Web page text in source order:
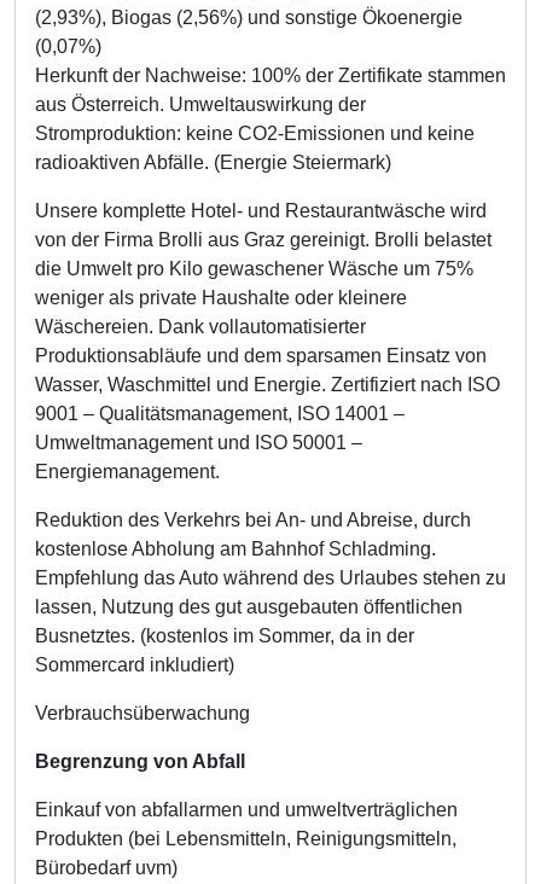
(2,93%), Biogas (2,56%) und sonstige Ökoenergie
(0,07%)
Herkunft der Nachweise: 100% der Zertifikate stammen
aus Österreich. Umweltauswirkung der
Stromproduktion: keine CO2-Emissionen und keine
radioaktiven Abfälle. (Energie Steiermark)
Unsere komplette Hotel- und Restaurantwäsche wird
von der Firma Brolli aus Graz gereinigt. Brolli belastet
die Umwelt pro Kilo gewaschener Wäsche um 75%
weniger als private Haushalte oder kleinere
Wäschereien. Dank vollautomatisierter
Produktionsabläufe und dem sparsamen Einsatz von
Wasser, Waschmittel und Energie. Zertifiziert nach ISO
9001 – Qualitätsmanagement, ISO 14001 –
Umweltmanagement und ISO 50001 –
Energiemanagement.
Reduktion des Verkehrs bei An- und Abreise, durch
kostenlose Abholung am Bahnhof Schladming.
Empfehlung das Auto während des Urlaubes stehen zu
lassen, Nutzung des gut ausgebauten öffentlichen
Busnetztes. (kostenlos im Sommer, da in der
Sommercard inkludiert)
Verbrauchsüberwachung
Begrenzung von Abfall
Einkauf von abfallarmen und umweltverträglichen
Produkten (bei Lebensmitteln, Reinigungsmitteln,
Bürobedarf uvm)